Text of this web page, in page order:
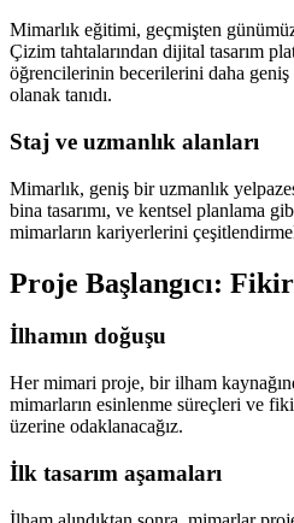
Mimarlık eğitimi, geçmişten
Çizim tahtalarından dijital tasarım
öğrencilerinin becerilerini daha
olanak tanıdı.
Staj ve uzmanlık alanları
Mimarlık, geniş bir uzmanlık
bina tasarımı, ve kentsel planlama
mimarların kariyerlerini
Proje Başlangıcı:
İlhamın doğuşu
Her mimari proje, bir ilham
mimarların esinlenme süreçleri ve
üzerine odaklanacağız.
İlk tasarım aşamaları